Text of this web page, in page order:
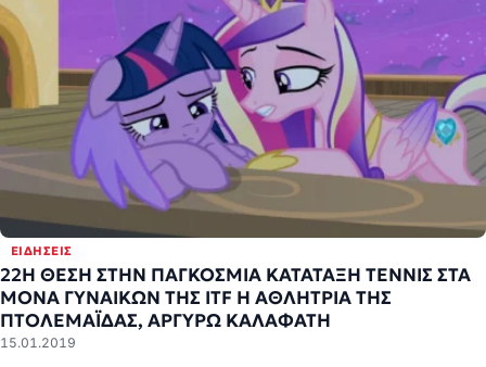
ΕΙΔΉΣΕΙΣ
22Η ΘΕΣΗ ΣΤΗΝ ΠΑΓΚΟΣΜΙΑ ΚΑΤΑΤΑΞΗ ΤΕΝΝΙΣ ΣΤΑ
ΜΟΝΑ ΓΥΝΑΙΚΩΝ ΤΗΣ ITF Η ΑΘΛΗΤΡΙΑ ΤΗΣ
ΠΤΟΛΕΜΑΪΔΑΣ, ΑΡΓΥΡΩ ΚΑΛΑΦΑΤΗ
15.01.2019